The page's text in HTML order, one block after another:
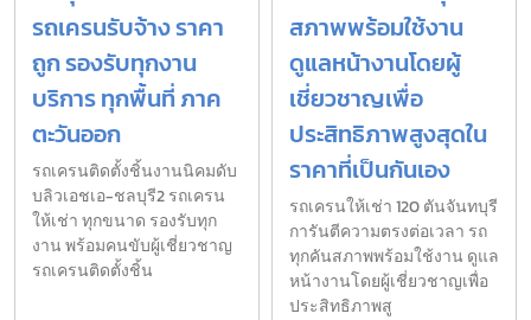
รถเครนรับจ้าง ราคา
ถูก รองรับทุกงาน
บริการ ทุกพื้นที่ ภาค
ตะวันออก
รถเครนติดตั้งชิ้นงานนิคมดับ
บลิวเอชเอ-ชลบุรี2 รถเครน
ให้เช่า ทุกขนาด รองรับทุก
งาน พร้อมคนขับผู้เชี่ยวชาญ
รถเครนติดตั้งชิ้น
สภาพพร้อมใช้งาน
ดูแลหน้างานโดยผู้
เชี่ยวชาญเพื่อ
ประสิทธิภาพสูงสุดใน
ราคาที่เป็นกันเอง
รถเครนให้เช่า 120 ตันจันทบุรี
การันตีความตรงต่อเวลา รถ
ทุกคันสภาพพร้อมใช้งาน ดูแล
หน้างานโดยผู้เชี่ยวชาญเพื่อ
ประสิทธิภาพสู